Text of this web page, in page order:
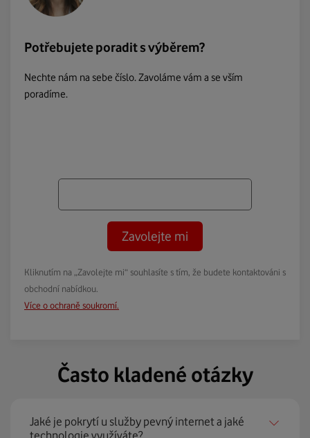
Potřebujete poradit s výběrem?
Nechte nám na sebe číslo. Zavoláme vám a se vším
poradíme.
Zavolejte mi
Kliknutím na „Zavolejte mi“ souhlasíte s tím, že budete kontaktováni s
obchodní nabídkou.
Více o ochraně soukromí.
Často kladené otázky
Jaké je pokrytí u služby pevný internet a jaké
technologie využíváte?